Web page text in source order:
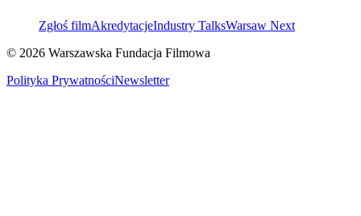
Zgłoś filmAkredytacjeIndustry TalksWarsaw Next
© 2026 Warszawska Fundacja Filmowa
Polityka PrywatnościNewsletter